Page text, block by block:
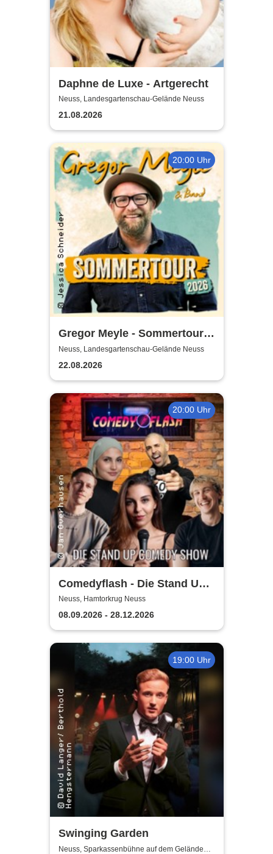
Daphne de Luxe - Artgerecht
Neuss, Landesgartenschau-Gelände Neuss
21.08.2026
20:00 Uhr
Gregor Meyle - Sommertour
2026
Neuss, Landesgartenschau-Gelände Neuss
22.08.2026
20:00 Uhr
Comedyflash - Die Stand Up
Comedy Show in Neuss
Neuss, Hamtorkrug Neuss
08.09.2026 - 28.12.2026
19:00 Uhr
Swinging Garden
Neuss, Sparkassenbühne auf dem Gelände